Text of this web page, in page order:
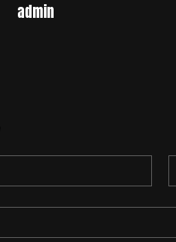
admin